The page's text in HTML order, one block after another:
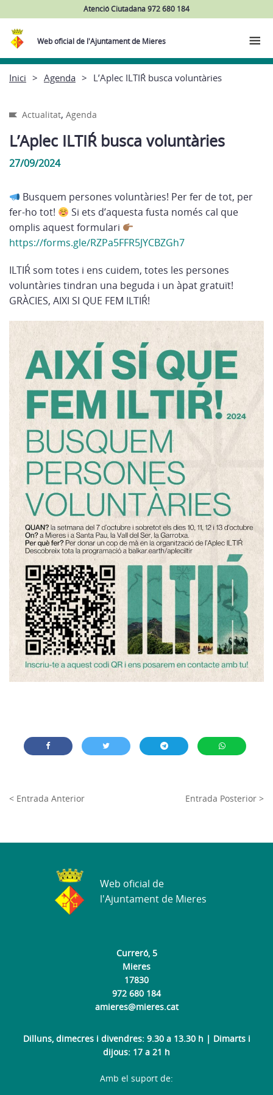
Atenció Ciutadana 972 680 184
Web oficial de l'Ajuntament de Mieres
Inici Agenda L’Aplec ILTIŔ busca voluntàries
Actualitat, Agenda
L’Aplec ILTIŔ busca voluntàries
27/09/2024
Busquem persones voluntàries! Per fer de tot, per
fer-ho tot!
Si ets d’aquesta fusta només cal que
omplis aquest formulari
https://forms.gle/RZPa5FFR5JYCBZGh7
ILTIŔ som totes i ens cuidem, totes les persones
voluntàries tindran una beguda i un àpat gratuït!
GRÀCIES, AIXI SI QUE FEM ILTIŔ!
< Entrada Anterior Entrada Posterior >
Curreró, 5
Mieres
17830
972 680 184
amieres@mieres.cat
Dilluns, dimecres i divendres: 9.30 a 13.30 h | Dimarts i
dijous: 17 a 21 h
Web oficial de
l'Ajuntament de Mieres
Amb el suport de: